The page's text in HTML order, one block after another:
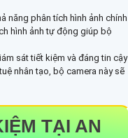
năng phân tích hình ảnh chính
hình ảnh tự động giúp bộ
sát tiết kiệm và đáng tin cậy
nhân tạo, bộ camera này sẽ
TẠI AN